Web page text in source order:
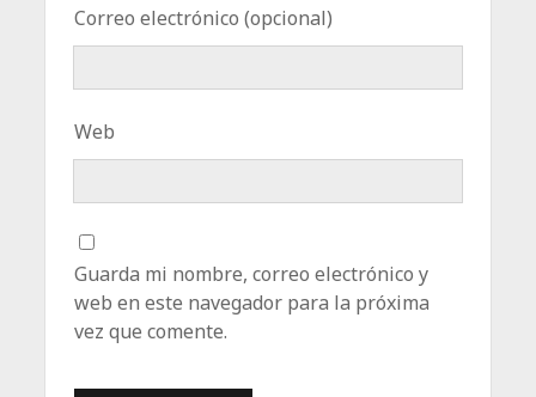
Correo electrónico (opcional)
Web
Guarda mi nombre, correo electrónico y
web en este navegador para la próxima
vez que comente.